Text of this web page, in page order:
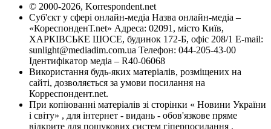
© 2000-2026, Korrespondent.net
Суб'єкт у сфері онлайн-медіа Назва онлайн-медіа –
«КореспонденТ.net» Адреса: 02091, місто Київ,
ХАРКІВСЬКЕ ШОСЕ, будинок 172-Б, офіс 208/1 E-mail:
sunlight@mediadim.com.ua Телефон: 044-205-43-00
Ідентифікатор медіа – R40-06068
Використання будь-яких матеріалів, розміщених на
сайті, дозволяється за умови посилання на
Корреспондент.net.
При копіюванні матеріалів зі сторінки « Новини України
і світу» , для інтернет - видань - обов'язкове пряме
відкрите для пошукових систем гіперпосилання .